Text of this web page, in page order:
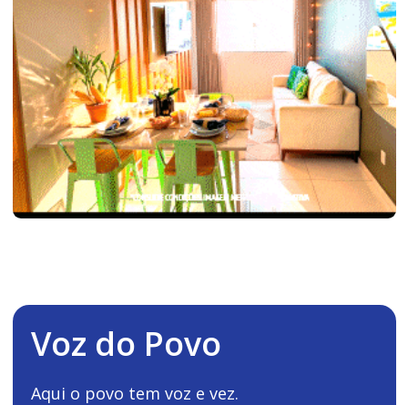
Voz do Povo
Aqui o povo tem voz e vez.